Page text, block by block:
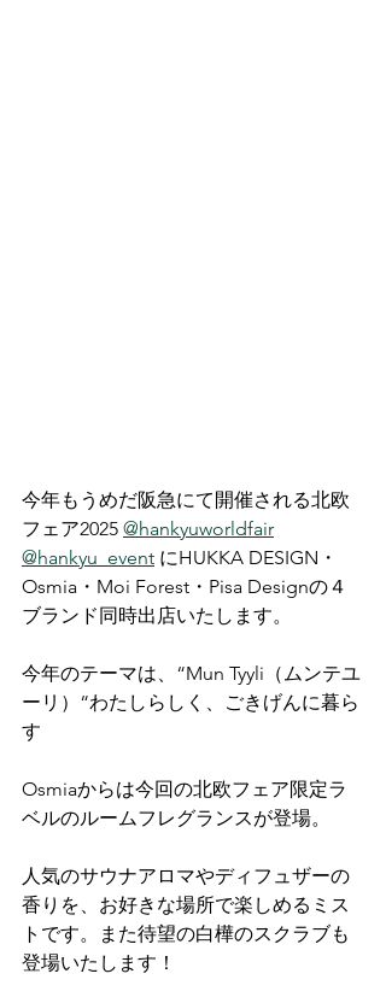
今年もうめだ阪急にて開催される北欧
フェア2025 @hankyuworldfair
@hankyu_event にHUKKA DESIGN・
Osmia・Moi Forest・Pisa Designの４
ブランド同時出店いたします。
今年のテーマは、“Mun Tyyli（ムンテユ
ーリ）“わたしらしく、ごきげんに暮ら
す
Osmiaからは今回の北欧フェア限定ラ
ベルのルームフレグランスが登場。
人気のサウナアロマやディフュザーの
香りを、お好きな場所で楽しめるミス
トです。また待望の白樺のスクラブも
登場いたします！